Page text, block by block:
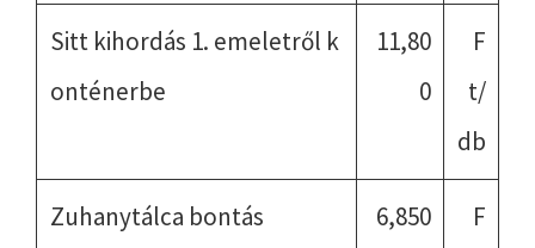
Sitt kihordás 1. emeletről k
onténerbe
11,80
0
F
t/
db
Zuhanytálca bontás 6,850
F